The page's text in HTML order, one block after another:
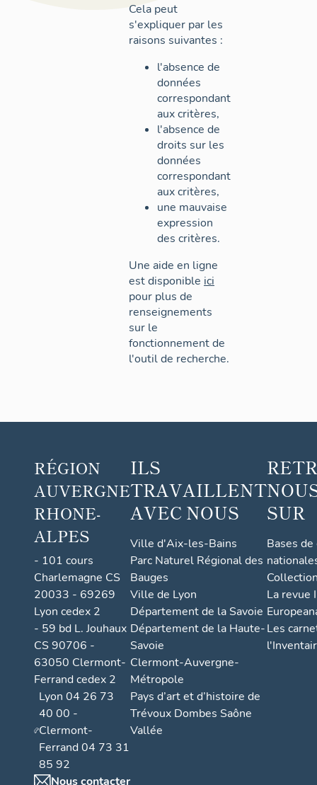
Cela peut
s'expliquer par les
raisons suivantes :
l'absence de
données
correspondant
aux critères,
l'absence de
droits sur les
données
correspondant
aux critères,
une mauvaise
expression
des critères.
Une aide en ligne
est disponible ici
pour plus de
renseignements
sur le
fonctionnement de
l'outil de recherche.
RÉGION
AUVERGNE
RHONE-
ALPES
- 101 cours
Charlemagne CS
20033 - 69269
Lyon cedex 2
- 59 bd L. Jouhaux
CS 90706 -
63050 Clermont-
Ferrand cedex 2
Lyon 04 26 73
40 00 -
Clermont-
Ferrand 04 73 31
85 92
Nous contacter
ILS
TRAVAILLENT
AVEC NOUS
Ville d'Aix-les-Bains
Parc Naturel Régional des
Bauges
Ville de Lyon
Département de la Savoie
Département de la Haute-
Savoie
Clermont-Auvergne-
Métropole
Pays d’art et d’histoire de
Trévoux Dombes Saône
Vallée
SUR
Bases
La revue
Les